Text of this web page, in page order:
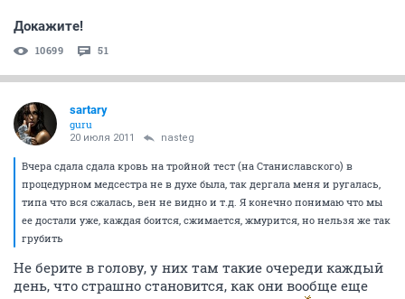
Докажите!
10699 51
sartary
guru
20 июля 2011 nasteg
Вчера сдала сдала кровь на тройной тест (на Станиславского) в
процедурном медсестра не в духе была, так дергала меня и ругалась,
типа что вся сжалась, вен не видно и т.д. Я конечно понимаю что мы
ее достали уже, каждая боится, сжимается, жмурится, но нельзя же так
грубить
Не берите в голову, у них там такие очереди каждый
день, что страшно становится, как они вообще еще